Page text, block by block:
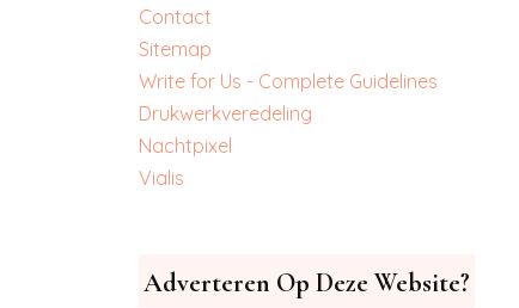
Contact
Sitemap
Write for Us - Complete Guidelines
‎Drukwerkveredeling
‎Nachtpixel
‎Vialis
Adverteren Op Deze Website?